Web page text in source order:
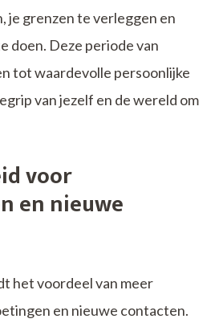
je grenzen te verleggen en
doen. Deze periode van
tot waardevolle persoonlijke
van jezelf en de wereld om
voor
en nieuwe
het voordeel van meer
en nieuwe contacten.